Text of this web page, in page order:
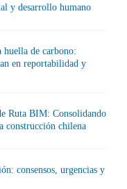
y desarrollo humano
huella de carbono:
en reportabilidad y
Ruta BIM: Consolidando
construcción chilena
consensos, urgencias y